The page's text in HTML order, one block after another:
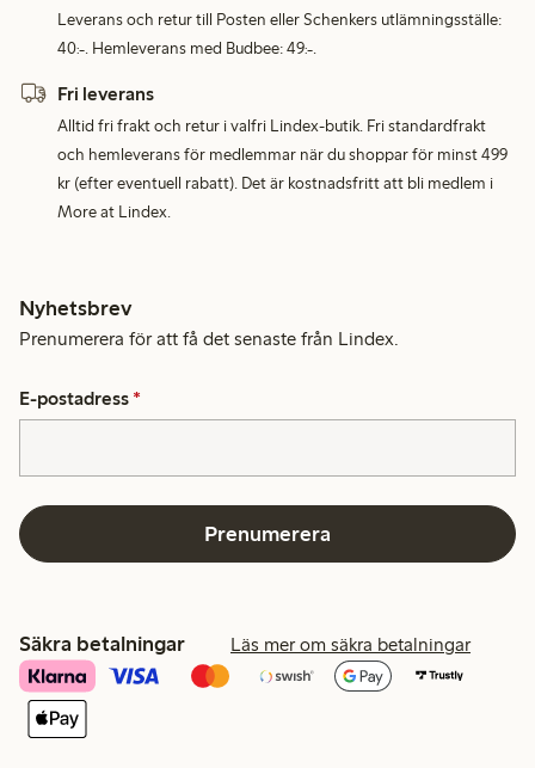
Leverans och retur till Posten eller Schenkers utlämningsställe:
40:-. Hemleverans med Budbee: 49:-.
Fri leverans
Alltid fri frakt och retur i valfri Lindex-butik. Fri standardfrakt
och hemleverans för medlemmar när du shoppar för minst 499
kr (efter eventuell rabatt). Det är kostnadsfritt att bli medlem i
More at Lindex.
Nyhetsbrev
Prenumerera för att få det senaste från Lindex.
E-postadress *
Prenumerera
Säkra betalningar Läs mer om säkra betalningar